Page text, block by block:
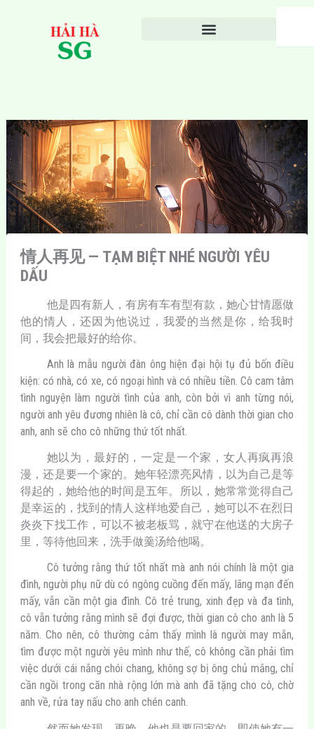
情人再见 — TẠM BIỆT NHÉ NGƯỜI YÊU
DẤU
他是四有新人，有房有车有型有款，她心甘情愿做
他的情人，还因为他说过，我爱的当然是你，给我时
间，我会把最好的给你。
Anh là mẫu người đàn ông hiện đại hội tụ đủ bốn điều
kiện: có nhà, có xe, có ngoại hình và có nhiều tiền. Cô cam tâm
tình nguyện làm người tình của anh, còn bởi vì anh từng nói,
người anh yêu đương nhiên là cô, chỉ cần cô dành thời gian cho
anh, anh sẽ cho cô những thứ tốt nhất.
她以为，最好的，一定是一个家，女人再疯再浪
漫，还是要一个家的。她年轻漂亮风情，以为自己是等
得起的，她给他的时间是五年。所以，她常常觉得自己
是幸运的，找到的情人这样地爱自己，她可以不在烈日
炎炎下找工作，可以不被老板骂，就守在他送的大房子
里，等待他回来，洗手做羹汤给他喝。
Cô tưởng rằng thứ tốt nhất mà anh nói chính là một gia
đình, người phụ nữ dù có ngông cuồng đến mấy, lãng mạn đến
mấy, vẫn cần một gia đình. Cô trẻ trung, xinh đẹp và đa tình,
cô vẫn tưởng rằng mình sẽ đợi được, thời gian cô cho anh là 5
năm. Cho nên, cô thường cảm thấy mình là người may mắn,
tìm được một người yêu mình như thế, cô không cần phải tìm
việc dưới cái nắng chói chang, không sợ bị ông chủ mắng, chỉ
cần ngồi trong căn nhà rộng lớn mà anh đã tặng cho cô, chờ
anh về, rửa tay nấu cho anh chén canh.